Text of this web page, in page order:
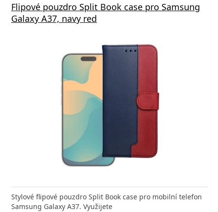
Flipové pouzdro Split Book case pro Samsung
Galaxy A37, navy red
Stylové flipové pouzdro Split Book case pro mobilní telefon
Samsung Galaxy A37. Využijete